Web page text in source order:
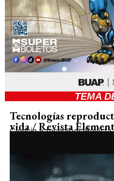
TEMA
Tecnologías
vida / Revista
Ciencia y tecnologíaRevista